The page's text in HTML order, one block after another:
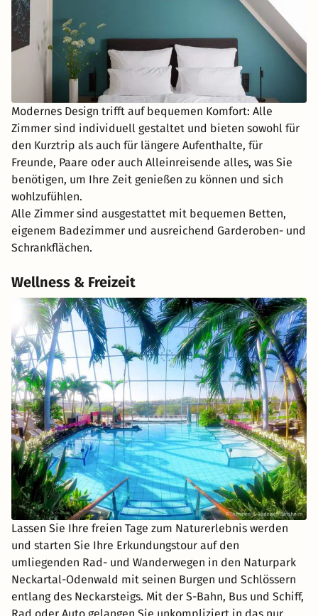
Modernes Design trifft auf bequemen Komfort: Alle
Zimmer sind individuell gestaltet und bieten sowohl für
den Kurztrip als auch für längere Aufenthalte, für
Freunde, Paare oder auch Alleinreisende alles, was Sie
benötigen, um Ihre Zeit genießen zu können und sich
wohlzufühlen.
Alle Zimmer sind ausgestattet mit bequemen Betten,
eigenem Badezimmer und ausreichend Garderoben- und
Schrankflächen.
Wellness & Freizeit
Lassen Sie Ihre freien Tage zum Naturerlebnis werden
und starten Sie Ihre Erkundungstour auf den
umliegenden Rad- und Wanderwegen in den Naturpark
Neckartal-Odenwald mit seinen Burgen und Schlössern
entlang des Neckarsteigs. Mit der S-Bahn, Bus und Schiff,
Rad oder Auto gelangen Sie unkompliziert in das nur